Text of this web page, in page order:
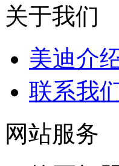
关于我们
美迪介
联系我
网站服务